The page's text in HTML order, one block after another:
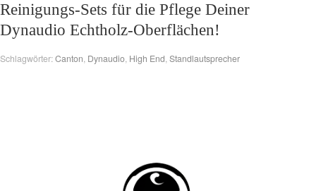
Reinigungs-Sets für die Pflege Deiner
Dynaudio Echtholz-Oberflächen!
Schlagwörter:Canton, Dynaudio, High End,Standlautsprecher